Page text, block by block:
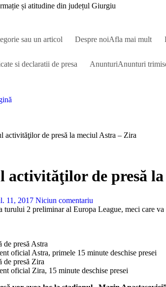
și atitudine din județul Giurgiu
sau un articol Despre noiAfla mai mult
si declaratii de presa AnunturiAnunturi
activităţilor de presă la meciul Astra – Zira
activităţilor de presă
11, 2017 Niciun comentariu
turului 2 preliminar al Europa League, meci care
presă Astra
oficial Astra, primele 15 minute deschise presei
de presă Zira
oficial Zira, 15 minute deschise presei